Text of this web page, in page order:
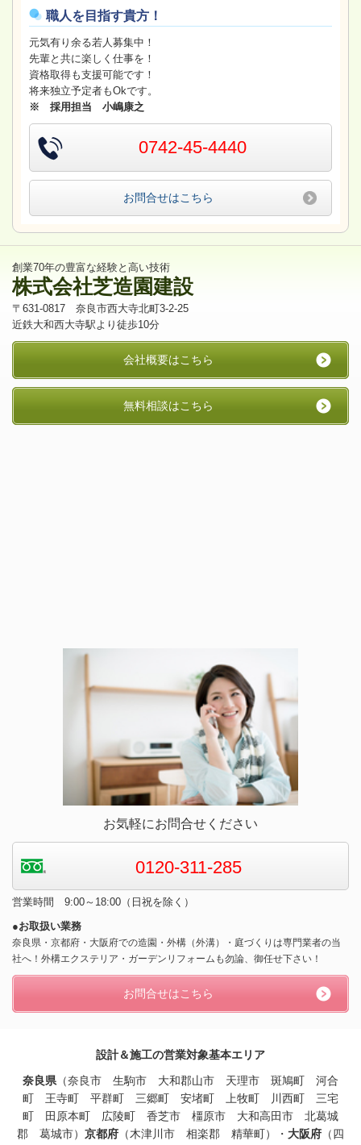
職人を目指す貴方！
元気有り余る若人募集中！
先輩と共に楽しく仕事を！
資格取得も支援可能です！
将来独立予定者もOkです。
※ 採用担当 小嶋康之
0742-45-4440
お問合せはこちら
創業70年の豊富な経験と高い技術
株式会社芝造園建設
〒631-0817 奈良市西大寺北町3-2-25
近鉄大和西大寺駅より徒歩10分
会社概要はこちら
無料相談はこちら
お気軽にお問合せください
0120-311-285
営業時間 9:00～18:00（日祝を除く）
●お取扱い業務
奈良県・京都府・大阪府での造園・外構（外溝）・庭づくりは専門業者の当
社へ！外構エクステリア・ガーデンリフォームも勿論、御任せ下さい！
お問合せはこちら
設計＆施工の営業対象基本エリア
奈良県 （奈良市 生駒市 大和郡山市 天理市 斑鳩町 河合
町 王寺町 平群町 三郷町 安堵町 上牧町 川西町 三宅
町 田原本町 広陵町 香芝市 橿原市 大和高田市 北葛城
郡 葛城市） 京都府 （木津川市 相楽郡 精華町）・ 大阪府 （四